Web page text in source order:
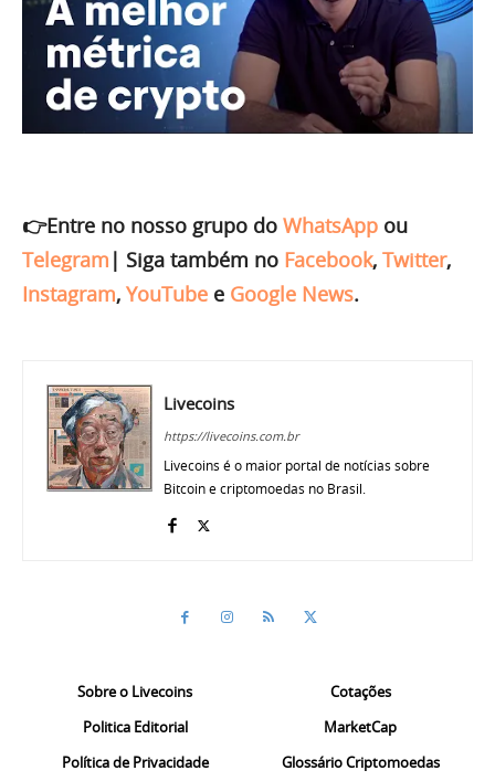
👉Entre no nosso grupo do WhatsApp ou
Telegram | Siga também no Facebook, Twitter,
Instagram, YouTube e Google News.
Livecoins
https://livecoins.com.br
Livecoins é o maior portal de notícias sobre
Bitcoin e criptomoedas no Brasil.
Sobre o Livecoins
Politica Editorial
Política de Privacidade
Cotações
MarketCap
Glossário Criptomoedas